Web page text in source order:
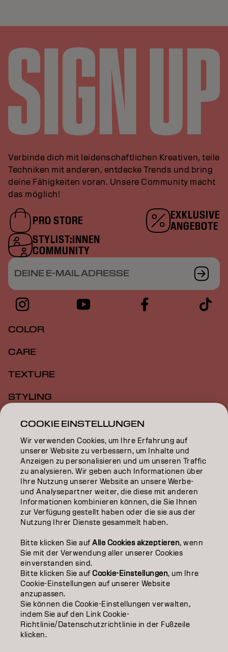
Verbinde dich mit leidenschaftlichen Kreativen, teile
Techniken mit anderen, entdecke Trends und bring
deine Fähigkeiten voran. Unsere Community macht
das möglich!
PRO STORE
EXKLUSIVE
ANGEBOTE
STYLIST:INNEN
COMMUNITY
DEINE E-MAIL ADRESSE
COLOR
CARE
TEXTURE
STYLING
INSPIRATION
EDUCATION
ÜBER
SALON FINDER
PARTNER WERDEN
ImpressumDatenschutzerklärungAGBCookie Policy
NutzungsbedingungenBarrierefreiheitserklärung
DE | German
COOKIE EINSTELLUNGEN
Wir verwenden Cookies, um Ihre Erfahrung auf
unserer Website zu verbessern, um Inhalte und
Anzeigen zu personalisieren und um unseren Traffic
zu analysieren. Wir geben auch Informationen über
Ihre Nutzung unserer Website an unsere Werbe-
und Analysepartner weiter, die diese mit anderen
Informationen kombinieren können, die Sie Ihnen
zur Verfügung gestellt haben oder die sie aus der
Nutzung Ihrer Dienste gesammelt haben.
Bitte klicken Sie aufAlle Cookies akzeptieren, wenn
Sie mit der Verwendung aller unserer Cookies
einverstanden sind.
Bitte klicken Sie aufCookie-Einstellungen, um Ihre
Cookie-Einstellungen auf unserer Website
anzupassen.
Sie können die Cookie-Einstellungen verwalten,
indem Sie auf den Link Cookie-
Richtlinie/Datenschutzrichtlinie in der Fußzeile
klicken.